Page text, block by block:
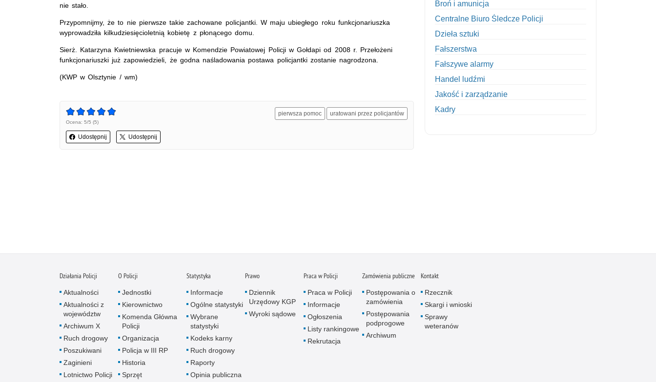
nie stało.
Przypomnijmy, że to nie pierwsze takie zachowane policjantki. W maju ubiegłego roku funkcjonariuszka
wyprowadziła kilkudziesięcioletnią kobietę z płonącego domu.
Sierż. Katarzyna Kwietniewska pracuje w Komendzie Powiatowej Policji w Gołdapi od 2008 r. Przełożeni
funkcjonariuszki już zapowiedzieli, że godna naśladowania postawa policjantki zostanie nagrodzona.
(KWP w Olsztynie / wm)
Ocena: 5/5 (5)
Udostępnij Udostępnij
pierwsza pomoc uratowani przez policjantów
Broń i amunicja
Centralne Biuro Śledcze Policji
Dzieła sztuki
Fałszerstwa
Fałszywe alarmy
Handel ludźmi
Jakość i zarządzanie
Kadry
Napady na tiry
Nielegalny handel farmaceutykami
Nietrzeźwi kierujący
Nietrzeźwi opiekunowie
Działania Policji
Aktualności
Aktualności z
województw
Archiwum X
Ruch drogowy
Poszukiwani
Zaginieni
Lotnictwo Policji
O Policji
Jednostki
Kierownictwo
Komenda Główna
Policji
Organizacja
Policja w III RP
Historia
Sprzęt
Statystyka
Informacje
Ogólne statystyki
Wybrane
statystyki
Kodeks karny
Ruch drogowy
Raporty
Opinia publiczna
Prawo
Dziennik
Urzędowy KGP
Wyroki sądowe
Praca w Policji
Praca w Policji
Informacje
Ogłoszenia
Listy rankingowe
Rekrutacja
Zamówienia publiczne
Postępowania o
zamówienia
Postępowania
podprogowe
Archiwum
Kontakt
Rzecznik
Skargi i wnioski
Sprawy
weteranów